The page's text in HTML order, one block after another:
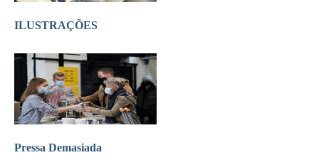
ILUSTRAÇÕES
Pressa Demasiada